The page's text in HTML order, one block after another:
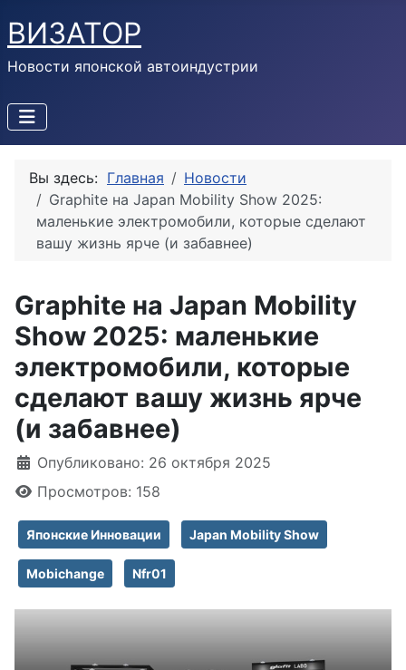
ВИЗАТОР
Новости японской автоиндустрии
Вы здесь: Главная
Новости
Graphite на Japan Mobility Show 2025:
маленькие электромобили, которые сделают
вашу жизнь ярче (и забавнее)
Graphite на Japan Mobility
Show 2025: маленькие
электромобили, которые
сделают вашу жизнь ярче
(и забавнее)
Информация о материале
Опубликовано: 26 октября 2025
Просмотров: 158
Японские Инновации Japan Mobility Show
Mobichange Nfr01